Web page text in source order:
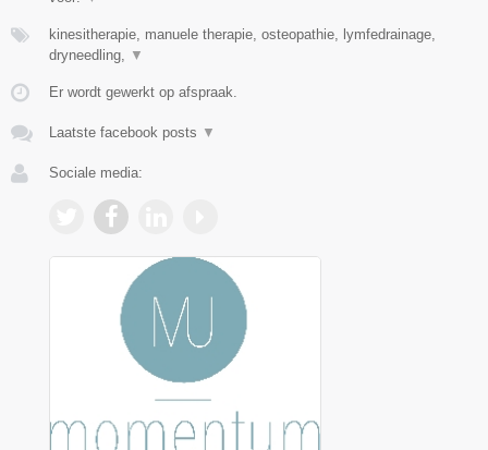
kinesitherapie, manuele therapie, osteopathie, lymfedrainage,
dryneedling,
▼
Er wordt gewerkt op afspraak.
Laatste facebook posts ▼
Sociale media: